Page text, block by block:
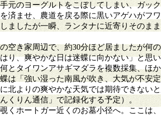
元のヨーグルトをこぼしてしまい、ガッ
済ませ、農道を戻る際に黒いアゲハがフ
ましたが一瞬、ランタナに近寄りそのま
空き家周辺で、約30分ほど居ましたが何
り、爽やかな日は迷蝶に向かない」と思
とタイワンアサギマダラを複数採集、ほ
は「強い湿った南風が吹き、大気が不安
北よりの爽やかな天気では期待できない
くりん通信」で記録化する予定）。
くホートガー近くのお墓小径へ。ここは